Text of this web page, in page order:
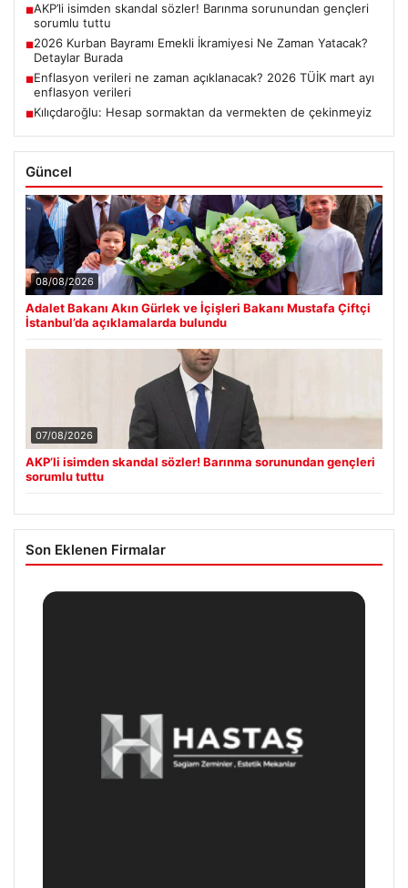
■AKP’li isimden skandal sözler! Barınma sorunundan gençleri
sorumlu tuttu
■2026 Kurban Bayramı Emekli İkramiyesi Ne Zaman Yatacak?
Detaylar Burada
■Enflasyon verileri ne zaman açıklanacak? 2026 TÜİK mart ayı
enflasyon verileri
■Kılıçdaroğlu: Hesap sormaktan da vermekten de çekinmeyiz
Güncel
08/08/2026
Adalet Bakanı Akın Gürlek ve İçişleri Bakanı Mustafa Çiftçi
İstanbul’da açıklamalarda bulundu
07/08/2026
AKP’li isimden skandal sözler! Barınma sorunundan gençleri
sorumlu tuttu
Son Eklenen Firmalar